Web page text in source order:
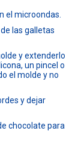
el microondas.
las galletas
y extenderlo
un pincel o
el molde y no
y dejar
chocolate para